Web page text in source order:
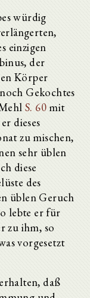
würdig
einzigen
der
Körper
Gekochtes
S. 60 mit
dieses
zu mischen,
sehr üblen
diese
des
üblen Geruch
lebte er für
zu ihm, so
vorgesetzt
daß